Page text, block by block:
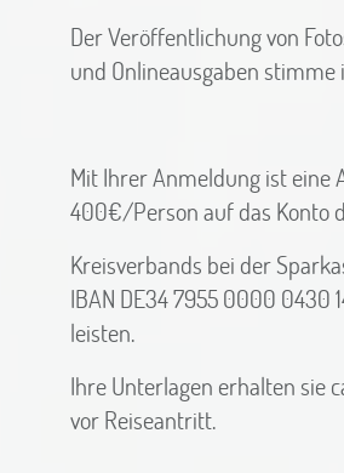
Der Veröffentlichung von
und Onlineausgaben stimme
Mit Ihrer Anmeldung ist eine
400€/Person auf das Konto
Kreisverbands bei der
IBAN DE34 7955 0000 0430
leisten.
Ihre Unterlagen erhalten sie
vor Reiseantritt.